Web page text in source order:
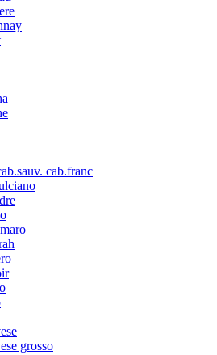
cab.franc
grosso